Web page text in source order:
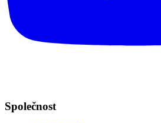
Společnost